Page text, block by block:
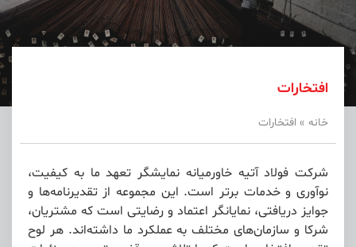
افتخارات
خانه » افتخارات
شرکت فولاد آتیه خاورمیانه نمایشگر تعهد ما به کیفیت،
نوآوری و خدمات برتر است. این مجموعه از تقدیرنامه‌ها و
جوایز دریافتی، نمایانگر اعتماد و رضایتی است که مشتریان،
شرکا و سازمان‌های مختلف به عملکرد ما داشته‌اند. هر لوح